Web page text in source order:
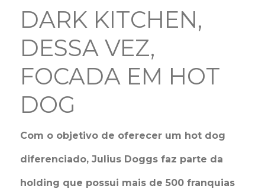
DARK KITCHEN,
DESSA VEZ,
FOCADA EM HOT
DOG
Com o objetivo de oferecer um hot dog
diferenciado, Julius Doggs faz parte da
holding que possui mais de 500 franquias